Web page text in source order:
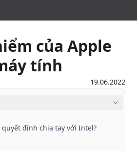
của Apple
tính
19.06.2022
quyết định chia tay với Intel?